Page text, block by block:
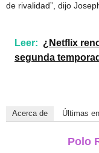
de rivalidad”, dijo
Leer: ¿Netflix
segunda
Acerca de Últimas
Polo